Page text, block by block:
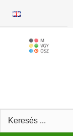
Keresés: